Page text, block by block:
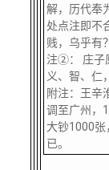
解，历代奉
处点注即不
贱，乌乎有
注②： 庄子
义、智、仁
附注：王辛
调至广州，
大钞1000
已。